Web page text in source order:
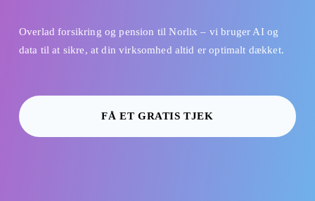
Overlad forsikring og pension til Norlix – vi bruger AI og
data til at sikre, at din virksomhed altid er optimalt dækket.
FÅ ET GRATIS TJEK